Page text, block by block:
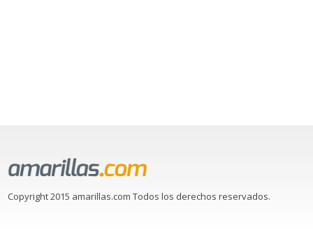
Copyright 2015 amarillas.com Todos los derechos reservados.